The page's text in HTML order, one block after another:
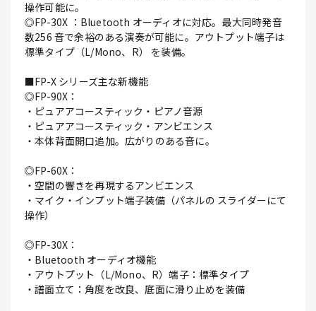
操作可能に。
◎FP-30X ：Bluetooth オーディオに対応。最大同時発音
数256 音で余裕のある演奏が可能に。アウトプット端子は
標準タイプ（L/Mono、R） を装備。
■FP-X シリーズ主な新機能
◎FP-90X：
・ピュアアコースティック・ピアノ音源
・ピュアアコースティック・アンビエンス
・本体背面開口追加。広がりのある音に。
◎FP-60X：
・空間の響きを再現するアンビエンス
・マイク・インプット端子装備（パネルの スライダーにて
操作）
◎FP-30X：
・Bluetooth オーディオ機能
・アウトプット（L/Mono、R）端子：標準タイプ
・譜面立て：角度を改良、底面に滑り止めを装備